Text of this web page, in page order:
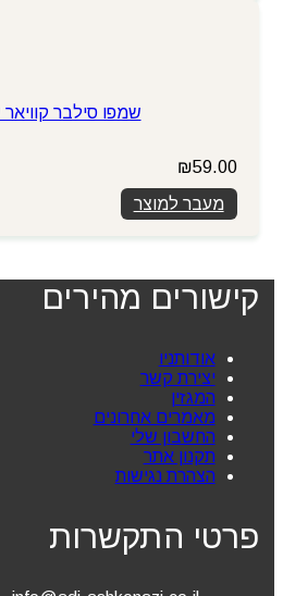
שמפו סילבר קוויאר
₪59.00
מעבר למוצר
קישורים מהירים
אודותניו
יצירת קשר
המגזין
מאמרים אחרונים
החשבון שלי
תקנון אתר
הצהרת נגישות
פרטי התקשרות